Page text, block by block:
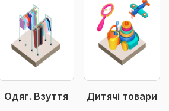
Одяг. Взуття Дитячі товари